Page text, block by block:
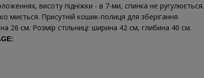
висоту підніжки - в 7-ми, спинка не ругулюється.
миється. Присутній кошик-полиця для зберігання
26 см. Розмір стільниці: ширина 42 см, глибина 40 см.